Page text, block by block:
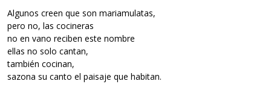
Algunos creen que son mariamulatas,
pero no, las cocineras
no en vano reciben este nombre
ellas no solo cantan,
también cocinan,
sazona su canto el paisaje que habitan.